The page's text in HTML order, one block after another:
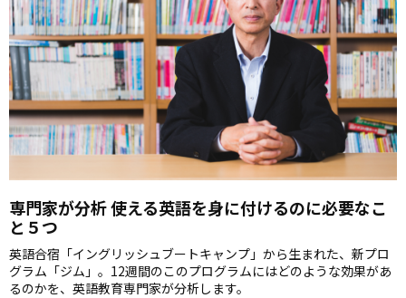
専門家が分析 使える英語を身に付けるのに必要なこ
と５つ
英語合宿「イングリッシュブートキャンプ」から生まれた、新プロ
グラム「ジム」。12週間のこのプログラムにはどのような効果があ
るのかを、英語教育専門家が分析します。